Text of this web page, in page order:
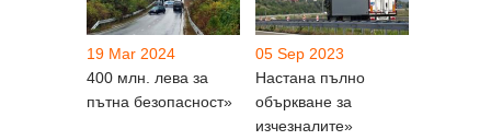
19 Mar 2024
400 млн. лева за
пътна безопасност»
05 Sep 2023
Настана пълно
объркване за
изчезналите»